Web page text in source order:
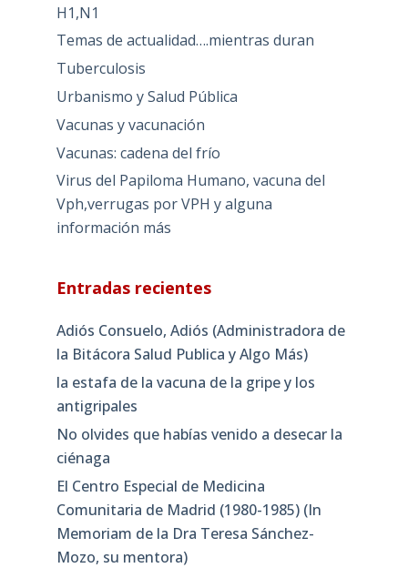
H1,N1
Temas de actualidad….mientras duran
Tuberculosis
Urbanismo y Salud Pública
Vacunas y vacunación
Vacunas: cadena del frío
Virus del Papiloma Humano, vacuna del
Vph,verrugas por VPH y alguna
información más
Entradas recientes
Adiós Consuelo, Adiós (Administradora de
la Bitácora Salud Publica y Algo Más)
la estafa de la vacuna de la gripe y los
antigripales
No olvides que habías venido a desecar la
ciénaga
El Centro Especial de Medicina
Comunitaria de Madrid (1980-1985) (In
Memoriam de la Dra Teresa Sánchez-
Mozo, su mentora)